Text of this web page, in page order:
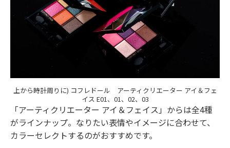
上から時計周りに) コフレドール アーティクリエーター アイ＆フェ
イス E01、01、02、03
「アーティクリエーター アイ＆フェイス」からは全4種
がラインナップ。なりたい表情やイメージに合わせて、
カラーセレクトするのがおすすめです。